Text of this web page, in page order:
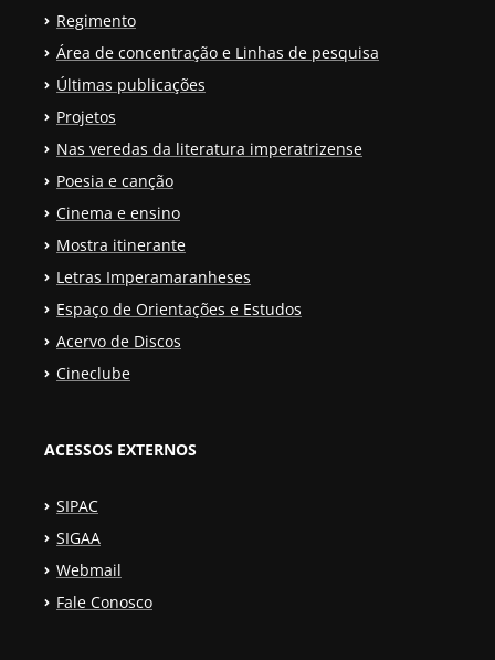
Regimento
Área de concentração e Linhas de pesquisa
Últimas publicações
Projetos
Nas veredas da literatura imperatrizense
Poesia e canção
Cinema e ensino
Mostra itinerante
Letras Imperamaranheses
Espaço de Orientações e Estudos
Acervo de Discos
Cineclube
ACESSOS EXTERNOS
SIPAC
SIGAA
Webmail
Fale Conosco